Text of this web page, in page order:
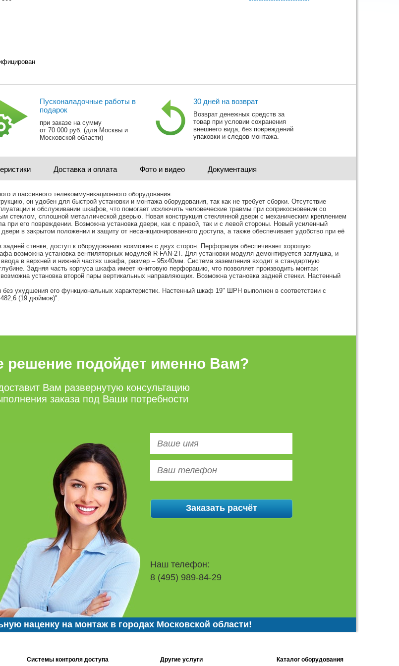
Пусконаладочные работы в
подарок
при заказе на сумму
от 70 000 руб. (для Москвы и
Московской области)
30 дней на возврат
Возврат денежных средств за
товар при условии сохранения
внешнего вида, без повреждений
упаковки и следов монтажа.
Доставка и оплата Фото и видео Документация
и пассивного телекоммуникационного оборудования.
он удобен для быстрой установки и монтажа оборудования, так как не требует сборки. Отсутствие
и обслуживании шкафов, что помогает исключить человеческие травмы при соприкосновении со
сплошной металлической дверью. Новая конструкция стеклянной двери с механическим креплением
при его повреждении. Возможна установка двери, как с правой, так и с левой стороны. Новый усиленный
в закрытом положении и защиту от несанкционированного доступа, а также обеспечивает удобство при её
стенке, доступ к оборудованию возможен с двух сторон. Перфорация обеспечивает хорошую
возможна установка вентиляторных модулей R-FAN-2T. Для установки модуля демонтируется заглушка, и
в верхней и нижней частях шкафа, размер – 95х40мм. Система заземления входит в стандартную
Задняя часть корпуса шкафа имеет юнитовую перфорацию, что позволяет производить монтаж
установка второй пары вертикальных направляющих. Возможна установка задней стенки. Настенный
без ухудшения его функциональных характеристик. Настенный шкаф 19" ШРН выполнен в соответствии с
482,6 (19 дюймов)".
решение подойдет именно Вам?
Вам развернутую консультацию
заказа под Ваши потребности
Наш телефон:
8 (495) 989-84-29
наценку на монтаж в городах Московской области!
Системы контроля доступа Другие услуги Каталог оборудования